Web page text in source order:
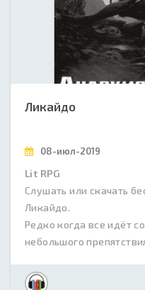
Ликайдо
08-июл-2019
Lit RPG
Слушать или скачать
Ликайдо.
Редко когда все идёт
небольшого